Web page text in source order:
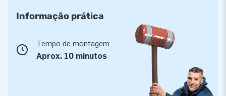
Informação prática
Tempo de montagem
Aprox. 10 minutos